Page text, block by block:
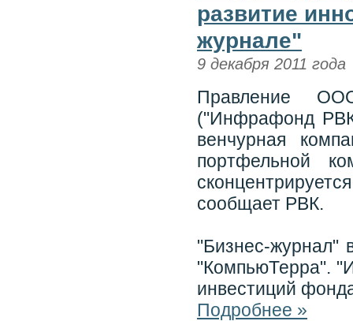
развитие
журнале"
9 декабря 2011 года
Правление
("Инфрафонд
венчурная
портфельной
сообщает РВК.
"Бизнес-журнал"
"КомпьюТерра".
инвестиций
Подробнее »